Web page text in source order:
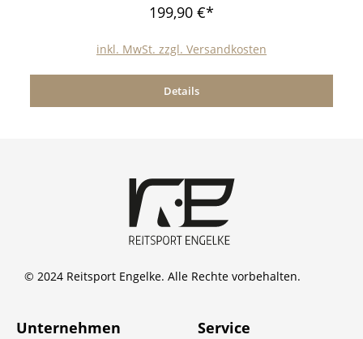
199,90 €*
inkl. MwSt. zzgl. Versandkosten
Details
© 2024 Reitsport Engelke. Alle Rechte vorbehalten.
Unternehmen Service